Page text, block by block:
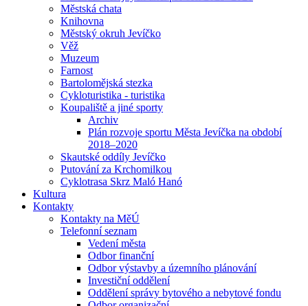
Městská chata
Knihovna
Městský okruh Jevíčko
Věž
Muzeum
Farnost
Bartolomějská stezka
Cykloturistika - turistika
Koupaliště a jiné sporty
Archiv
Plán rozvoje sportu Města Jevíčka na období
2018–2020
Skautské oddíly Jevíčko
Putování za Krchomilkou
Cyklotrasa Skrz Maló Hanó
Kultura
Kontakty
Kontakty na MěÚ
Telefonní seznam
Vedení města
Odbor finanční
Odbor výstavby a územního plánování
Investiční oddělení
Oddělení správy bytového a nebytové fondu